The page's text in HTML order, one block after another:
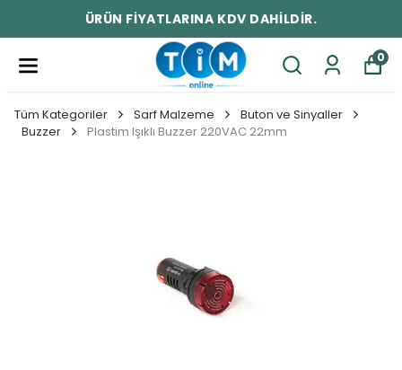
ÜRÜN FİYATLARINA KDV DAHİLDİR.
0
Tüm Kategoriler Sarf Malzeme
Buton ve Sinyaller
Buzzer
Plastim Işıklı Buzzer 220VAC 22mm